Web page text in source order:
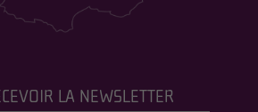
LA NEWSLETTER